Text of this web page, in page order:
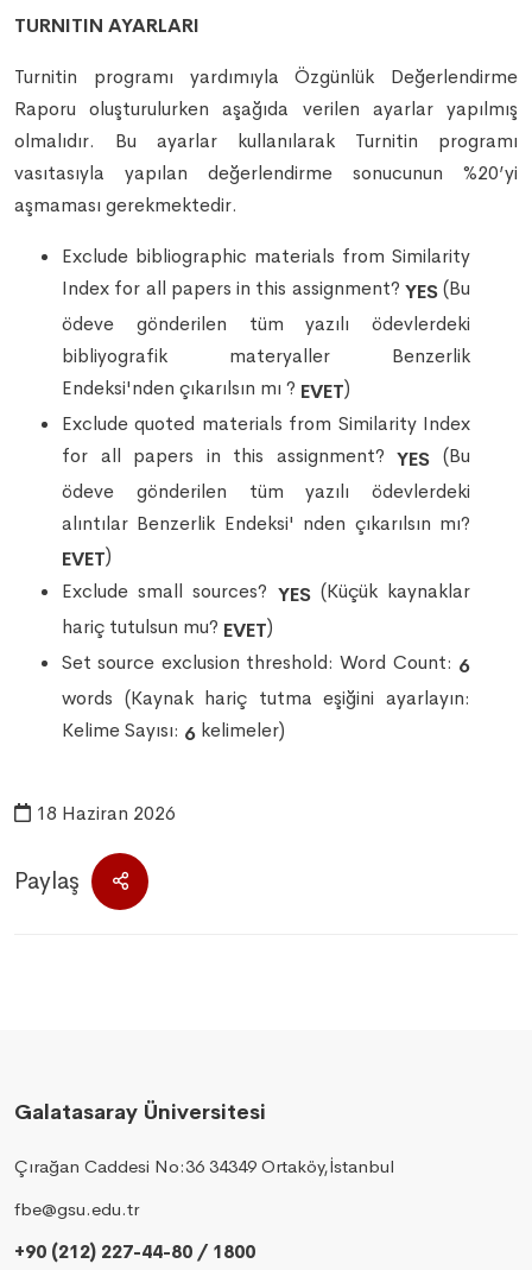
TURNITIN AYARLARI
Turnitin programı yardımıyla Özgünlük Değerlendirme
Raporu oluşturulurken aşağıda verilen ayarlar yapılmış
olmalıdır. Bu ayarlar kullanılarak Turnitin programı
vasıtasıyla yapılan değerlendirme sonucunun %20’yi
aşmaması gerekmektedir.
Exclude bibliographic materials from Similarity
Index for all papers in this assignment? YES(Bu
ödeve gönderilen tüm yazılı ödevlerdeki
bibliyografik materyaller Benzerlik
Endeksi'nden çıkarılsın mı ? EVET)
Exclude quoted materials from Similarity Index
for all papers in this assignment?YES(Bu
ödeve gönderilen tüm yazılı ödevlerdeki
alıntılar Benzerlik Endeksi' nden çıkarılsın mı?
EVET)
Exclude small sources? YES (Küçük kaynaklar
hariç tutulsun mu? EVET)
Set source exclusion threshold: Word Count: 6
words (Kaynak hariç tutma eşiğini ayarlayın:
Kelime Sayısı: 6 kelimeler)
18 Haziran 2026
Paylaş
Galatasaray Üniversitesi
Çırağan Caddesi No:36 34349 Ortaköy,İstanbul
fbe@gsu.edu.tr
+90 (212) 227-44-80 / 1800